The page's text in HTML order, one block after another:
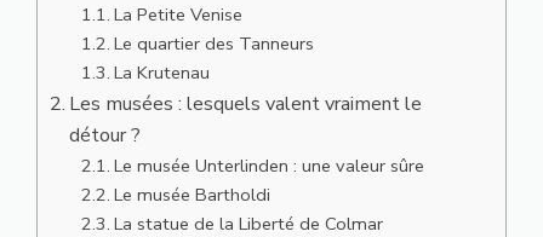
La Petite Venise
Le quartier des Tanneurs
La Krutenau
Les musées : lesquels valent vraiment le
détour ?
Le musée Unterlinden : une valeur sûre
Le musée Bartholdi
La statue de la Liberté de Colmar